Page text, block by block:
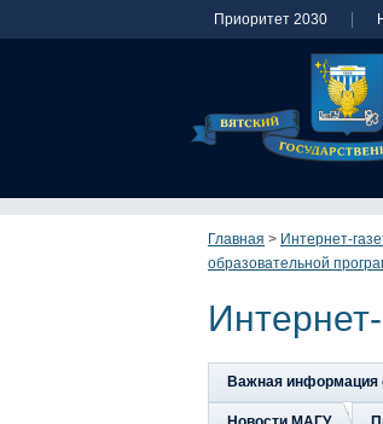
Приоритет 2030
Главная > Интернет-
образовательной
Важная информация